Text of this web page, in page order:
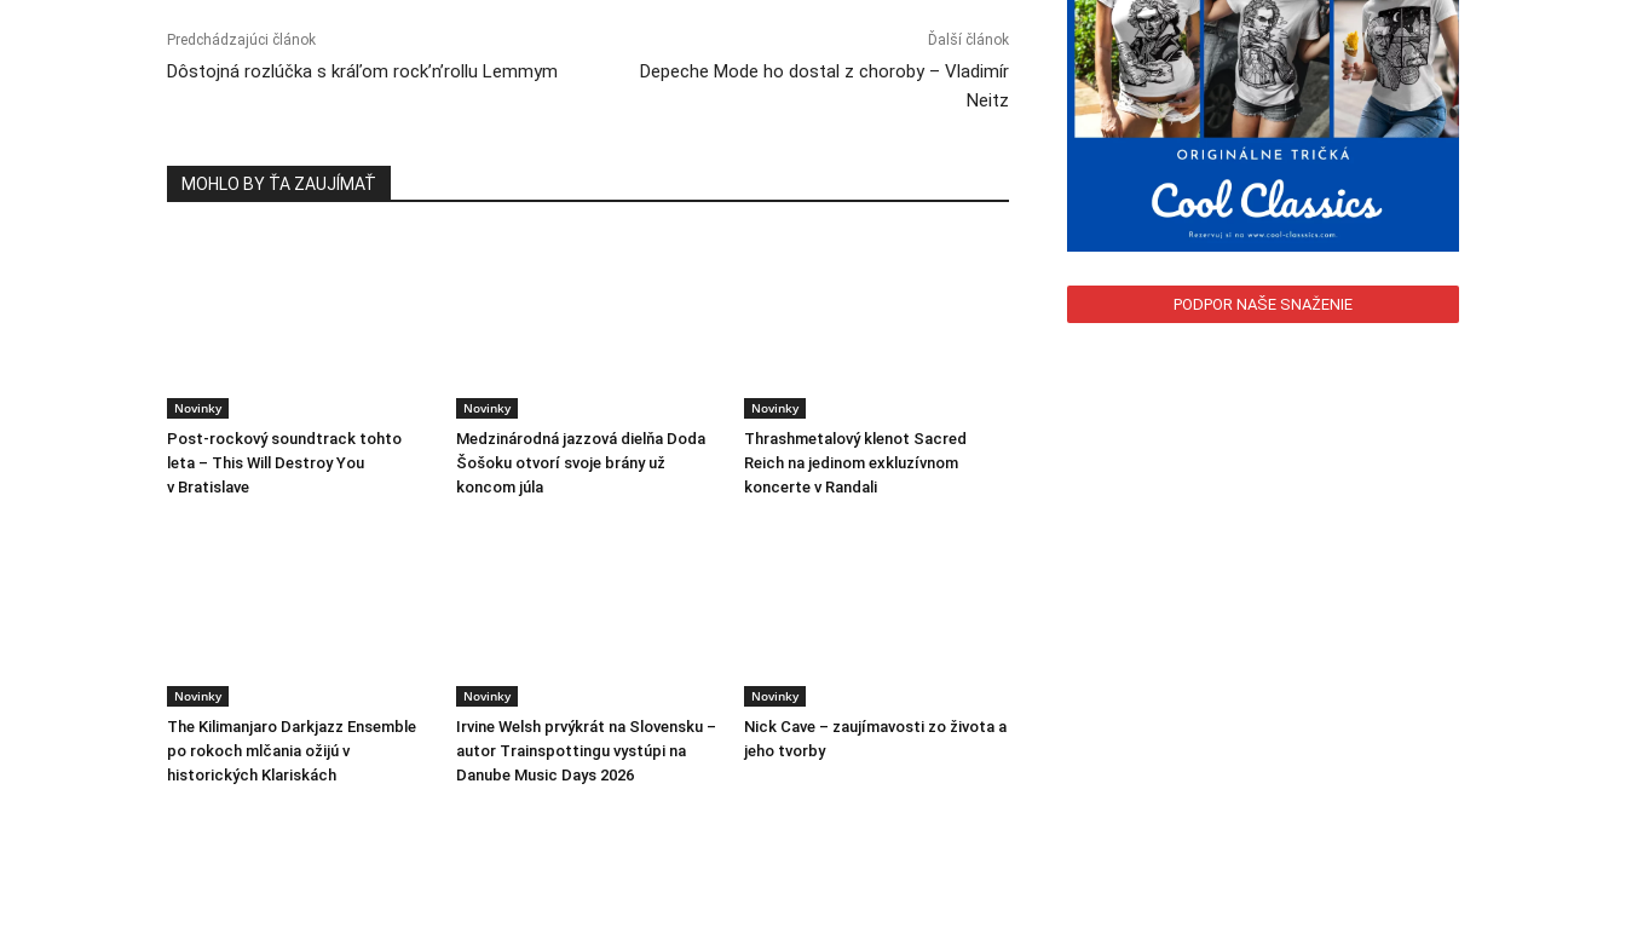
Predchádzajúci článok
Dôstojná rozlúčka s kráľom rock’n’rollu Lemmym
Ďalší článok
Depeche Mode ho dostal z choroby – Vladimír
Neitz
MOHLO BY ŤA ZAUJÍMAŤ
Novinky
Post-rockový soundtrack tohto
leta – This Will Destroy You
v Bratislave
Novinky
Medzinárodná jazzová dielňa Doda
Šošoku otvorí svoje brány už
koncom júla
Novinky
Thrashmetalový klenot Sacred
Reich na jedinom exkluzívnom
koncerte v Randali
Novinky
The Kilimanjaro Darkjazz Ensemble
po rokoch mlčania ožijú v
historických Klariskách
Novinky
Irvine Welsh prvýkrát na Slovensku –
autor Trainspottingu vystúpi na
Danube Music Days 2026
Novinky
Nick Cave – zaujímavosti zo života a
jeho tvorby
PODPOR NAŠE SNAŽENIE